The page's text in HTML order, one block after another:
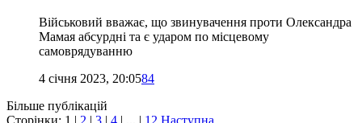
Військовий вважає, що звинувачення проти Олександра
Мамая абсурдні та є ударом по місцевому
самоврядуванню
4 січня 2023, 20:0584
Більше публікацій